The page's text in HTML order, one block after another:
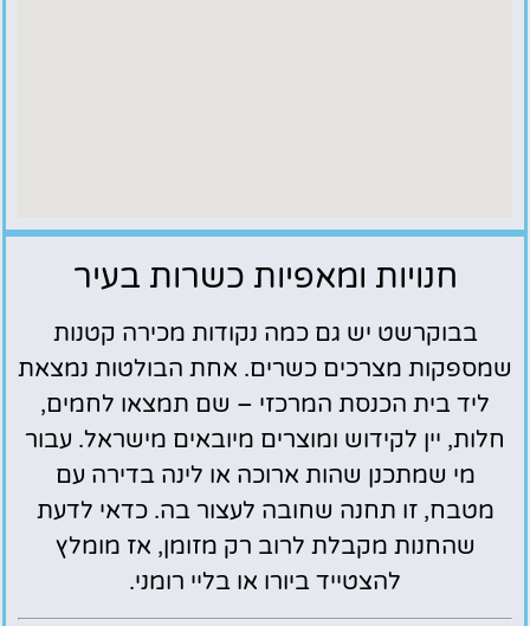
חנויות ומאפיות כשרות בעיר
בבוקרשט יש גם כמה נקודות מכירה קטנות
שמספקות מצרכים כשרים. אחת הבולטות נמצאת
ליד בית הכנסת המרכזי – שם תמצאו לחמים,
חלות, יין לקידוש ומוצרים מיובאים מישראל. עבור
מי שמתכנן שהות ארוכה או לינה בדירה עם
מטבח, זו תחנה שחובה לעצור בה. כדאי לדעת
שהחנות מקבלת לרוב רק מזומן, אז מומלץ
להצטייד ביורו או בליי רומני.